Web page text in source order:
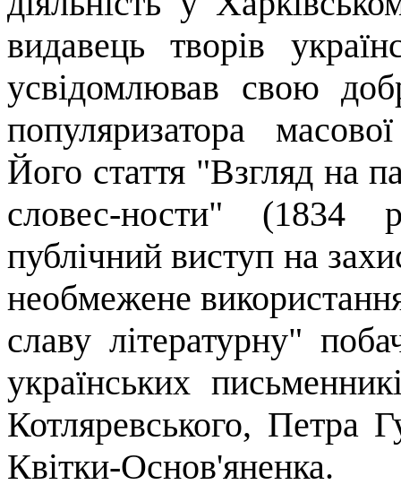
видавець творів
усвідомлював свою
популяризатора
Його стаття "Взглядна
словес-ности" (1834
публічний виступ на
необмежене
славу літературну"
українських
Котлярев­ського, Петра
Квітки-Основ'яненка.